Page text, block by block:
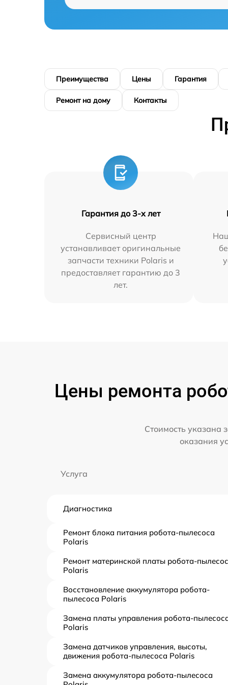
Преимущества Цены Гарантия
Ремонт на дому Контакты
Гарантия до 3-х лет
Сервисный центр
устанавливает оригинальные
запчасти техники Polaris и
предоставляет гарантию до 3
лет.
Цены ремонта
Стоимость указана
оказания
Услуга
Диагностика
Ремонт блока питания робота-пылесоса
Polaris
Ремонт материнской платы робота-
Polaris
Восстановление аккумулятора робота-
пылесоса Polaris
Замена платы управления робота-
Polaris
Замена датчиков управления, высоты,
движения робота-пылесоса Polaris
Замена аккумулятора робота-пылесоса